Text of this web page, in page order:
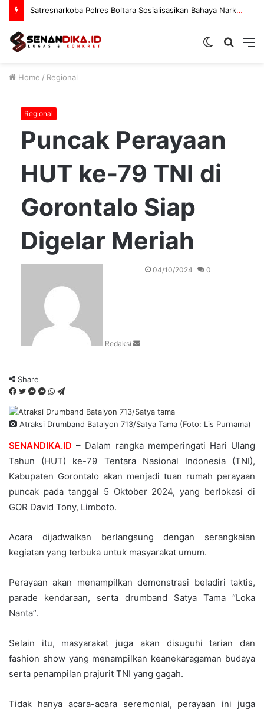
Search
Switch
Home / Regional
Regional
Puncak Perayaan
HUT ke-79 TNI di
Gorontalo Siap
Digelar Meriah
Redaksi
Send04/10/2024 0
Share
Facebook
Twitter
Messenger
Messenger
WhatsApp
Telegram
Atraksi Drumband Batalyon 713/Satya Tama (Foto: Lis Purnama)
SENANDIKA.ID – Dalam rangka memperingati Hari Ulang
Tahun (HUT) ke-79 Tentara Nasional Indonesia (TNI),
Kabupaten Gorontalo akan menjadi tuan rumah perayaan
puncak pada tanggal 5 Oktober 2024, yang berlokasi di
GOR David Tony, Limboto.
Acara dijadwalkan berlangsung dengan serangkaian
kegiatan yang terbuka untuk masyarakat umum.
Perayaan akan menampilkan demonstrasi beladiri taktis,
parade kendaraan, serta drumband Satya Tama “Loka
Nanta”.
Selain itu, masyarakat juga akan disuguhi tarian dan
fashion show yang menampilkan keanekaragaman budaya
serta penampilan prajurit TNI yang gagah.
Tidak hanya acara-acara seremonial, perayaan ini juga